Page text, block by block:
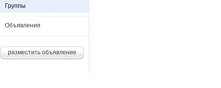
Группы
Объявления
разместить объявление